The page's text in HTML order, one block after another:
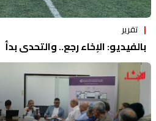
تقرير
بالفيديو: الإخاء رجع.. والتحدي بدأ